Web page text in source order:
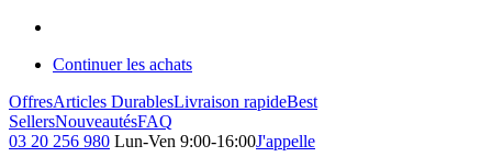
Continuer les achats
OffresArticles DurablesLivraison rapideBest
SellersNouveautésFAQ
03 20 256 980 Lun-Ven 9:00-16:00J'appelle